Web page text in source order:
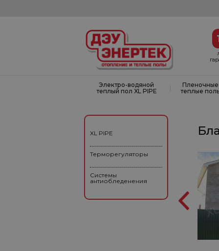
Электро-водяной
теплый пол XL PIPE
Пленочные
теплые
XL PIPE
Терморегуляторы
Системы
антиобледенения